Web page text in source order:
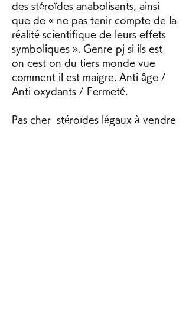
des stéroïdes anabolisants, ainsi
que de « ne pas tenir compte de la
réalité scientifique de leurs effets
symboliques ». Genre pj si ils est
on cest on du tiers monde vue
comment il est maigre. Anti âge /
Anti oxydants / Fermeté.
Pas cher  stéroïdes légaux à vendre